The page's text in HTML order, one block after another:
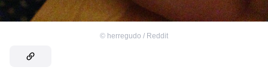
© herregudo / Reddit